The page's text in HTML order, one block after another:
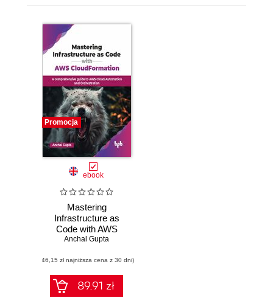
Promocja
ebook
Mastering
Infrastructure as
Code with AWS
CloudFormation
Anchal Gupta
(46,15 zł najniższa cena z 30 dni)
89.91 zł